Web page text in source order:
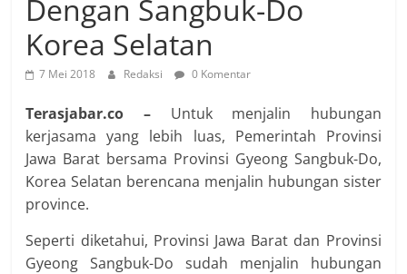
Dengan Sangbuk-Do
Korea Selatan
7 Mei 2018 Redaksi 0 Komentar
Terasjabar.co – Untuk menjalin hubungan
kerjasama yang lebih luas, Pemerintah Provinsi
Jawa Barat bersama Provinsi Gyeong Sangbuk-Do,
Korea Selatan berencana menjalin hubungan sister
province.
Seperti diketahui, Provinsi Jawa Barat dan Provinsi
Gyeong Sangbuk-Do sudah menjalin hubungan